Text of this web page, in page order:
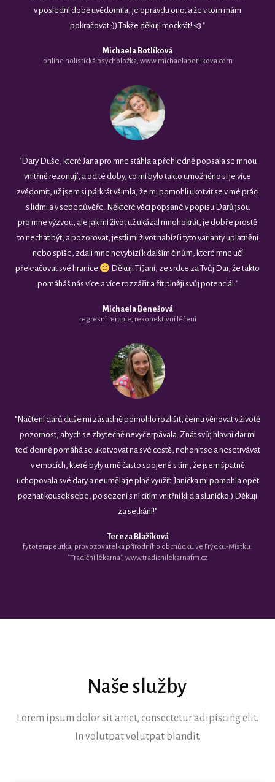
v poslední době uvědomila, je opravdu ono, a že v tom mám
pokračovat :)) Takže děkuji mockrát! <3 "
Michaela Botlíková
online holistická psycholožka, www.michaelabotlikova.com
"Dary Duše, které Jana pro mne stáhla a přehledně popsala se mnou
vnitřně rezonují, a od té doby, co mi bylo takto umožněno si je více
zvědomit, už jsem si párkrát všimla, že mi pomohli ukotvit se v mé práci
s lidmi a v sebedůvěře. Některé věci popsané v popisu Darů jsou
pro mne výzvou, ale jak mi život už ukázal mnohokrát, je dobře prostě
to nechat být, a pozorovat, jestli mi život nabízí i tyto varianty uplatněni
nebo spíše, zdali mne nevybízí k dalším činům, které mne učí
překračovat své hranice
Děkuji Ti Jani, ze srdce za Tvůj Dar, že takto
pomáháš nás více a více rozzářit a žít plněji svůj potenciál."
Michaela Benešová
regresní terapie, rekonektivní léčení
"Načtení darů duše mi zásadně pomohlo rozlišit, čemu věnovat v životě
pozornost, abych se zbytečně nevyčerpávala. Znát svůj hlavní dar mi
teď denně pomáhá se ukotvovat na své cestě, nehonit se a nesetrvávat
v emocích, které byly u mě často spojené s tím, že jsem špatně
uchopovala své dary a neuměla je plně využít. Janička mi pomohla opět
poznat kousek sebe, po sezení s ní cítím vnitřní klid a sluníčko:) Děkuji
za setkání!"
Tereza Blažíková
fytoterapeutka, provozovatelka přírodního obchůdku ve Frýdku-Místku:
"Tradiční lékarna", www.tradicnilekarnafm.cz
Naše služby
Lorem ipsum dolor sit amet, consectetur adipiscing elit.
In volutpat volutpat blandit.